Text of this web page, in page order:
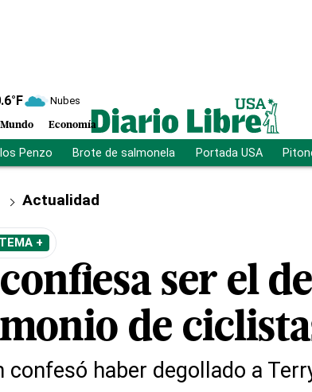
°F Nubes
Mundo Economía
Penzo Brote de salmonela Portada USA
Actualidad
+
ser el
de
confesó haber degollado a